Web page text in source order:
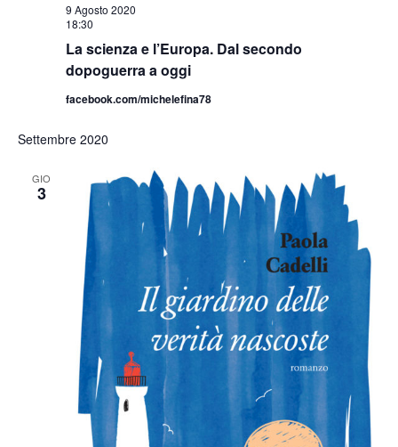
La scienza e l’Europa. Dal secondo
dopoguerra a oggi
9 Agosto 2020
18:30
facebook.com/michelefina78
Settembre 2020
GIO
3